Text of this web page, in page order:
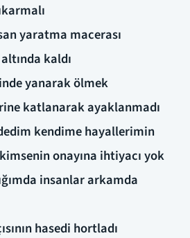
yaratma macerası
kaldı
yanarak ölmek
katlanarak ayaklanmadı
kendime hayallerimin
onayına ihtiyacı yok
insanlar arkamda
hasedi hortladı